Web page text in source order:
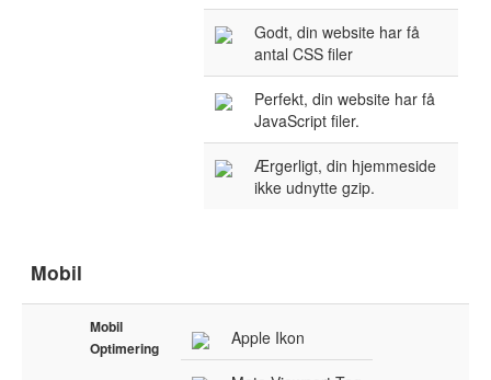
Godt, din website har få
antal CSS filer
Perfekt, din website har få
JavaScript filer.
Ærgerligt, din hjemmeside
ikke udnytte gzip.
Mobil
Mobil
Optimering
Apple Ikon